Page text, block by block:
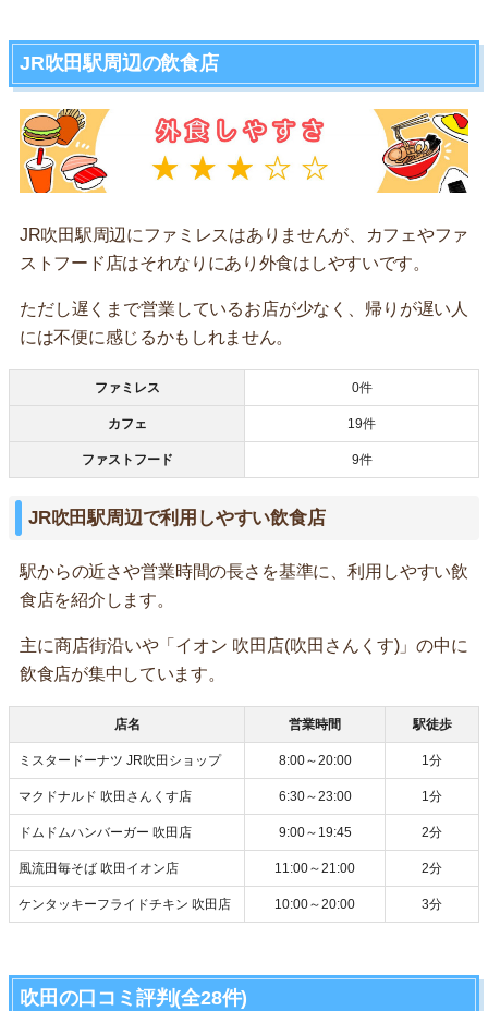
JR吹田駅周辺の飲食店
JR吹田駅周辺にファミレスはありませんが、カフェやファ
ストフード店はそれなりにあり外食はしやすいです。
ただし遅くまで営業しているお店が少なく、帰りが遅い人
には不便に感じるかもしれません。
ファミレス 0件
カフェ 19件
ファストフード 9件
JR吹田駅周辺で利用しやすい飲食店
駅からの近さや営業時間の長さを基準に、利用しやすい飲
食店を紹介します。
主に商店街沿いや「イオン 吹田店(吹田さんくす)」の中に
飲食店が集中しています。
店名 営業時間 駅徒歩
ミスタードーナツ JR吹田ショップ 8:00～20:00 1分
マクドナルド 吹田さんくす店 6:30～23:00 1分
ドムドムハンバーガー 吹田店 9:00～19:45 2分
風流田毎そば 吹田イオン店 11:00～21:00 2分
ケンタッキーフライドチキン 吹田店 10:00～20:00 3分
吹田の口コミ評判(全28件)